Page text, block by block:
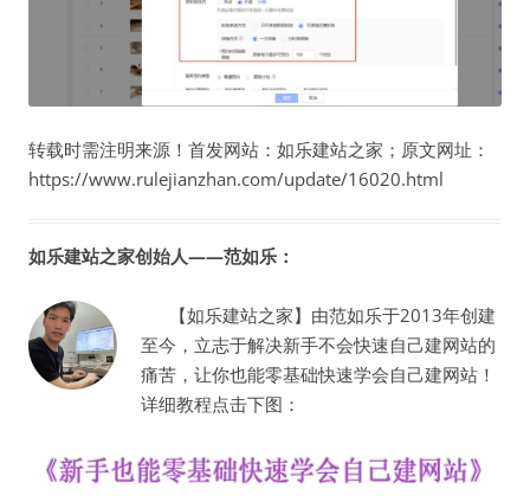
转载时需注明来源！首发网站：如乐建站之家；原文网址：
https://www.rulejianzhan.com/update/16020.html
如乐建站之家创始人——范如乐：
【如乐建站之家】由范如乐于2013年创建
至今，立志于解决新手不会快速自己建网站的
痛苦，让你也能零基础快速学会自己建网站！
详细教程点击下图：